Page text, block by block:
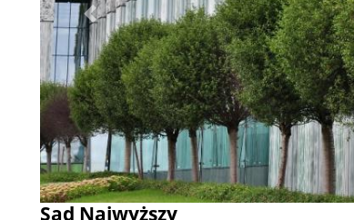
Sąd Najwyższy
Poprzednie